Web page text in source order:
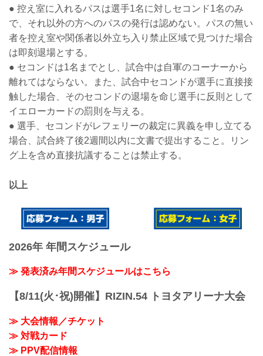
● 控え室に入れるパスは選手1名に対しセコンド1名のみ
で、それ以外の方へのパスの発行は認めない。パスの無い
者を控え室や関係者以外立ち入り禁止区域で見つけた場合
は即刻退場とする。
● セコンドは1名までとし、試合中は自軍のコーナーから
離れてはならない。また、試合中セコンドが選手に直接接
触した場合、そのセコンドの退場を命じ選手に反則として
イエローカードの罰則を与える。
● 選手、セコンドがレフェリーの裁定に異義を申し立てる
場合、試合終了後2週間以内に文書で提出すること。リン
グ上を含め直接抗議することは禁止する。
以上
2026年 年間スケジュール
≫ 発表済み年間スケジュールはこちら
【8/11(火･祝)開催】RIZIN.54 トヨタアリーナ大会
≫ 大会情報／チケット
≫ 対戦カード
≫ PPV配信情報